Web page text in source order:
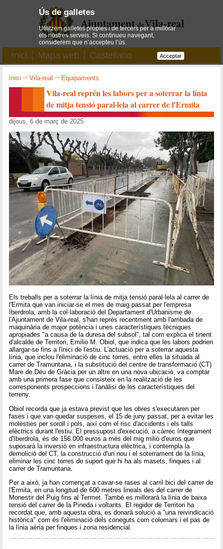
Inici Mapa web Castellano
Inici ->Vila-real -> Equipaments
Vila-real reprén les labors per a soterrar la línia
de mitja tensió paral·lela al carrer de l'Ermita
dijous, 6 de març de 2025
Els treballs per a soterrar la línia de mitja tensió paral·lela al carrer de
l'Ermita que van iniciar-se el mes de maig passat per l'empresa
Iberdrola, amb la col·laboració del Departament d'Urbanisme de
l'Ajuntament de Vila-real, s'han représ recentment amb l'arribada de
maquinària de major potència i unes característiques tècniques
apropiades "a causa de la duresa del subsol", tal com explica el tinent
d'alcalde de Territori, Emilio M. Obiol, que indica que les labors podrien
allargar-se fins a l'inici de l'estiu. L'actuació per a soterrar aquesta
línia, que inclou l'eliminació de cinc torres, entre elles la situada al
carrer de Tramuntana, i la substitució del centre de transformació (CT)
Mare de Déu de Gràcia per un altre en una nova ubicació, va comptar
amb una primera fase que consisteix en la realització de les
corresponents prospeccions i l'anàlisi de les característiques del
terreny.
Obiol recorda que ja estava previst que les obres s'executaren per
fases i que van quedar suspeses, el 15 de juny passat, per a evitar les
molèsties per soroll i pols, així com el risc d'accidents i els talls
elèctrics durant l'estiu. El pressupost d'execució, a càrrec íntegrament
d'Iberdrola, és de 156.000 euros a més del mig milió d'euros que
suposarà la inversió en infraestructura elèctrica, i contempla la
demolició del CT, la construcció d'un nou i el soterrament de la línia,
eliminar les cinc torres de suport que hi ha als masets, finques i al
carrer de Tramuntana.
Per a això, ja han començat a cavar-se rases al carril bici del carrer de
l'Ermita, en una longitud de 600 metres lineals des del carrer de
Monestir del Puig fins al Termet. També es millorarà la línia de baixa
tensió del carrer de la Pineda i voltants. El regidor de Territori ha
recordat que, amb aquesta obra, es donarà solució a "una reivindicació
històrica" com és l'eliminació dels coneguts com colomars i el pas de
la línia aèria per finques i zona residencial.
Ús de galletes
Utilitzem galletes pròpies i de tercers per a millorar
els nostres serveis. Si continueu navegant,
considerem que n’accepteu l’ús.
Acceptar